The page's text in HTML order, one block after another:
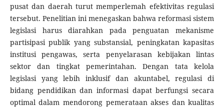
pusat dan daerah turut memperlemah efektivitas regulasi
tersebut. Penelitian ini menegaskan bahwa reformasi sistem
legislasi harus diarahkan pada penguatan mekanisme
partisipasi publik yang substansial, peningkatan kapasitas
institusi pengawas, serta penyelarasan kebijakan lintas
sektor dan tingkat pemerintahan. Dengan tata kelola
legislasi yang lebih inklusif dan akuntabel, regulasi di
bidang pendidikan dan informasi dapat berfungsi secara
optimal dalam mendorong pemerataan akses dan kualitas